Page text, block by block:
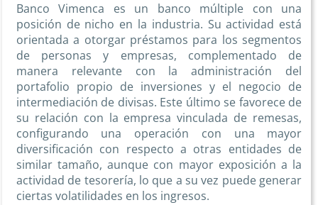
Banco Vimenca es un banco múltiple con una
posición de nicho en la industria. Su actividad está
orientada a otorgar préstamos para los segmentos
de personas y empresas, complementado de
manera relevante con la administración del
portafolio propio de inversiones y el negocio de
intermediación de divisas. Este último se favorece de
su relación con la empresa vinculada de remesas,
configurando una operación con una mayor
diversificación con respecto a otras entidades de
similar tamaño, aunque con mayor exposición a la
actividad de tesorería, lo que a su vez puede generar
ciertas volatilidades en los ingresos.